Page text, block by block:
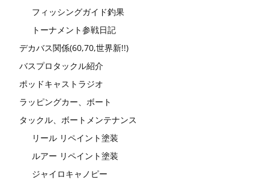
フィッシングガイド釣果
トーナメント参戦日記
デカバス関係(60,70,世界新!!)
バスプロタックル紹介
ポッドキャストラジオ
ラッピングカー、ボート
タックル、ボートメンテナンス
リール リペイント塗装
ルアー リペイント塗装
ジャイロキャノピー